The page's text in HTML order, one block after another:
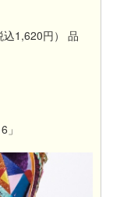
1,620円） 品